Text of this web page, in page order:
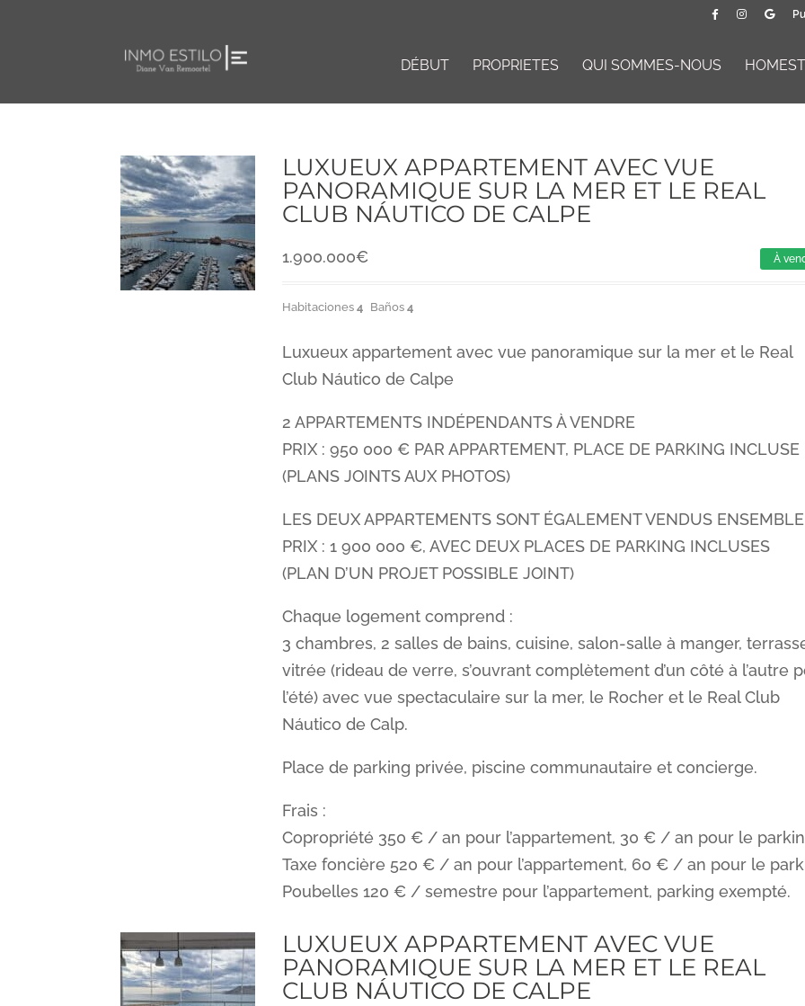
DÉBUT PROPRIETES QUI SOMMES-NOUS
LUXUEUX APPARTEMENT AVEC VUE
PANORAMIQUE SUR LA MER ET LE REAL
CLUB NÁUTICO DE CALPE
1.900.000€ À
Habitaciones 4 Baños 4
Luxueux appartement avec vue panoramique sur la mer et le Real
Club Náutico de Calpe
2 APPARTEMENTS INDÉPENDANTS À VENDRE
PRIX : 950 000 € PAR APPARTEMENT, PLACE DE PARKING INCLUSE
(PLANS JOINTS AUX PHOTOS)
LES DEUX APPARTEMENTS SONT ÉGALEMENT VENDUS ENSEMBLE
PRIX : 1 900 000 €, AVEC DEUX PLACES DE PARKING INCLUSES
(PLAN D’UN PROJET POSSIBLE JOINT)
Chaque logement comprend :
3 chambres, 2 salles de bains, cuisine, salon-salle à manger,
vitrée (rideau de verre, s’ouvrant complètement d’un côté à l’autre
l’été) avec vue spectaculaire sur la mer, le Rocher et le Real Club
Náutico de Calp.
Place de parking privée, piscine communautaire et concierge.
Frais :
Copropriété 350 € / an pour l’appartement, 30 € / an pour le
Taxe foncière 520 € / an pour l’appartement, 60 € / an pour le
Poubelles 120 € / semestre pour l’appartement, parking exempté.
LUXUEUX APPARTEMENT AVEC VUE
PANORAMIQUE SUR LA MER ET LE REAL
CLUB NÁUTICO DE CALPE